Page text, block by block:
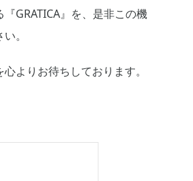
GRATICA』を、是非この機
。
よりお待ちしております。